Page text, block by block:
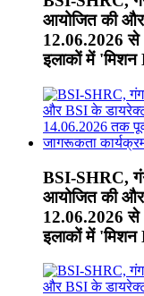
आयोजित की
12.06.2026 से
इलाकों में
BSI-SHRC,
आयोजित की
12.06.2026 से
इलाकों में